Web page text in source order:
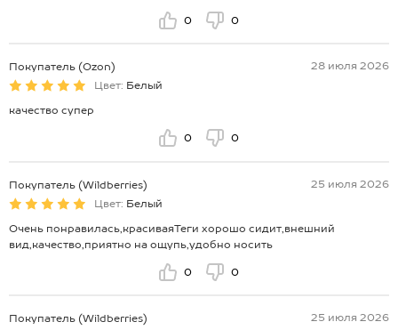
0 0
Покупатель (Ozon)
28 июля 2026
Цвет: Белый
качество супер
0 0
Покупатель (Wildberries)
25 июля 2026
Цвет: Белый
Очень понравилась,красиваяТеги хорошо сидит,внешний
вид,качество,приятно на ощупь,удобно носить
0 0
Покупатель (Wildberries)
25 июля 2026